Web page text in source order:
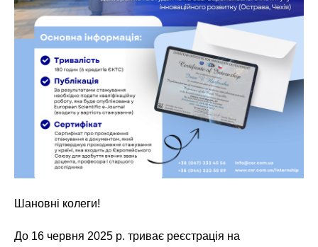
Шановні колеги!
До 16 червня 2025 р. триває реєстрація на